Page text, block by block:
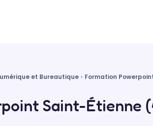
et Bureautique Formation
Saint-Étienne